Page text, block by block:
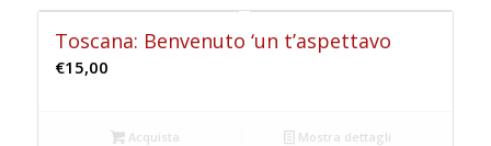
Toscana: Benvenuto ‘un t’aspettavo
€15,00
Acquista Mostra dettagli